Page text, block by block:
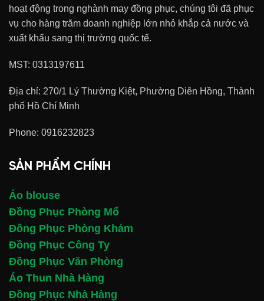
hoạt động trong nghành may đồng phục, chúng tôi đã phục
vụ cho hàng trăm doanh nghiệp lớn nhỏ khắp cả nước và
xuất khẩu sang thị trường quốc tế.
MST: 0313197611
Địa chỉ: 270/1 Lý Thường Kiệt, Phường Diên Hồng, Thành
phố Hồ Chí Minh
Phone: 0916232823
SẢN PHẨM CHÍNH
Áo blouse
Đồng Phục Phòng Mổ
Đồng Phục Phòng Khám
Đồng Phục Công Ty
Đồng Phục Văn Phòng
Áo Thun Nhà Hàng
Đồng Phục Nhà Hàng